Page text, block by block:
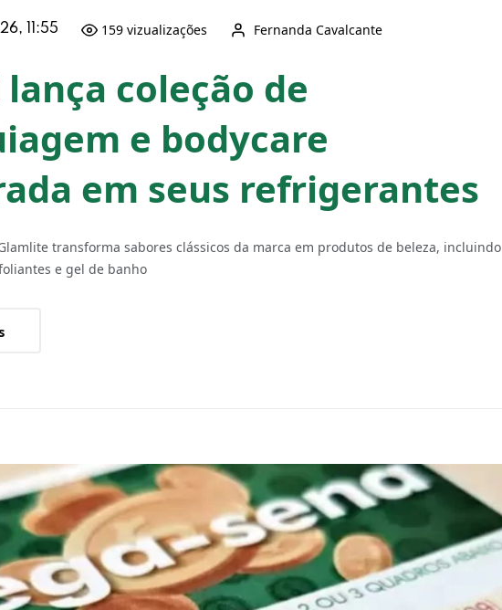
11:55 159 vizualizações Fernanda Cavalcante
lança coleção de
e bodycare
em seus refrigerantes
transforma sabores clássicos da marca em produtos de beleza, incluindo
e gel de banho